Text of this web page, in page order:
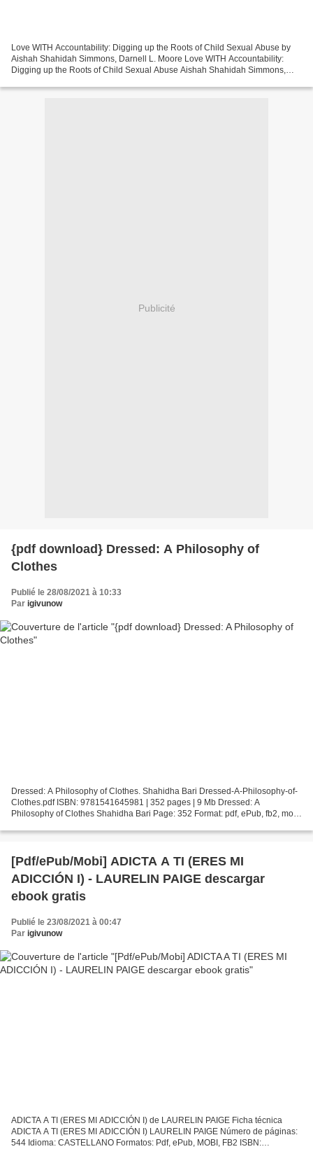
Love WITH Accountability: Digging up the Roots of Child Sexual Abuse by
Aishah Shahidah Simmons, Darnell L. Moore Love WITH Accountability:
Digging up the Roots of Child Sexual Abuse Aishah Shahidah Simmons,
Publicité
{pdf download} Dressed: A Philosophy of
Clothes
Publié le 28/08/2021 à 10:33
Par igivunow
Dressed: A Philosophy of Clothes. Shahidha Bari Dressed-A-Philosophy-of-
Clothes.pdf ISBN: 9781541645981 | 352 pages | 9 Mb Dressed: A
Philosophy of Clothes Shahidha Bari Page: 352 Format: pdf, ePub, fb2, mobi
[Pdf/ePub/Mobi] ADICTA A TI (ERES MI
ADICCIÓN I) - LAURELIN PAIGE descargar
ebook gratis
Publié le 23/08/2021 à 00:47
Par igivunow
ADICTA A TI (ERES MI ADICCIÓN I) de LAURELIN PAIGE Ficha técnica
ADICTA A TI (ERES MI ADICCIÓN I) LAURELIN PAIGE Número de páginas:
544 Idioma: CASTELLANO Formatos: Pdf, ePub, MOBI, FB2 ISBN: